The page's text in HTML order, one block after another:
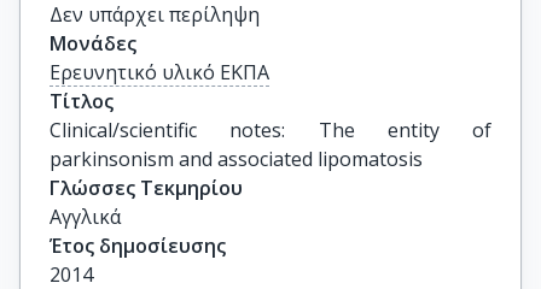
Δεν υπάρχει περίληψη
Μονάδες
Ερευνητικό υλικό ΕΚΠΑ
Τίτλος
Clinical/scientific notes: The entity of
parkinsonism and associated lipomatosis
Γλώσσες Τεκμηρίου
Αγγλικά
Έτος δημοσίευσης
2014